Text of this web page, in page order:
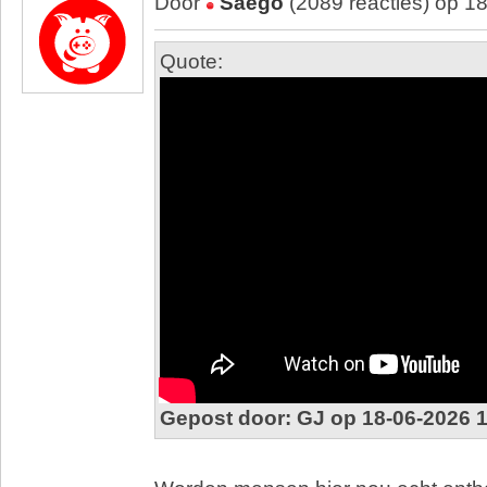
Quote:
Gepost door: GJ op 18-06-2026